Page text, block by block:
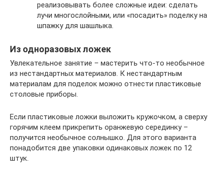
реализовывать более сложные идеи: сделать
лучи многослойными, или «посадить» поделку на
шпажку для шашлыка.
Из одноразовых ложек
Увлекательное занятие – мастерить что-то необычное
из нестандартных материалов. К нестандартным
материалам для поделок можно отнести пластиковые
столовые приборы.
Если пластиковые ложки выложить кружочком, а сверху
горячим клеем прикрепить оранжевую серединку –
получится необычное солнышко. Для этого варианта
понадобится две упаковки одинаковых ложек по 12
штук.